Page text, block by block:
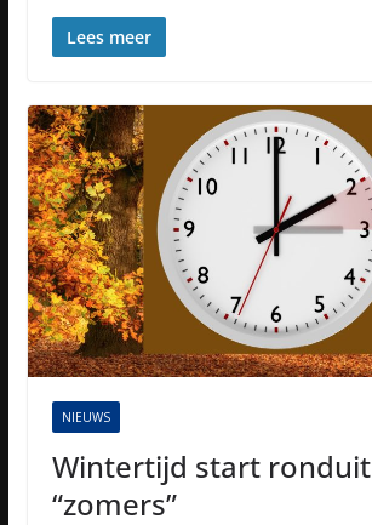
Lees meer
NIEUWS
Wintertijd start ronduit
“zomers”